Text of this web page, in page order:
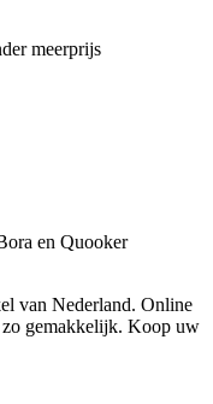
meerprijs
en Quooker
van Nederland. Online
zo gemakkelijk. Koop uw